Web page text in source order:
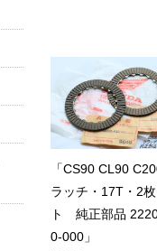
「CS90 CL90
ラッチ・17T・2
ト 純正部品
0-000」